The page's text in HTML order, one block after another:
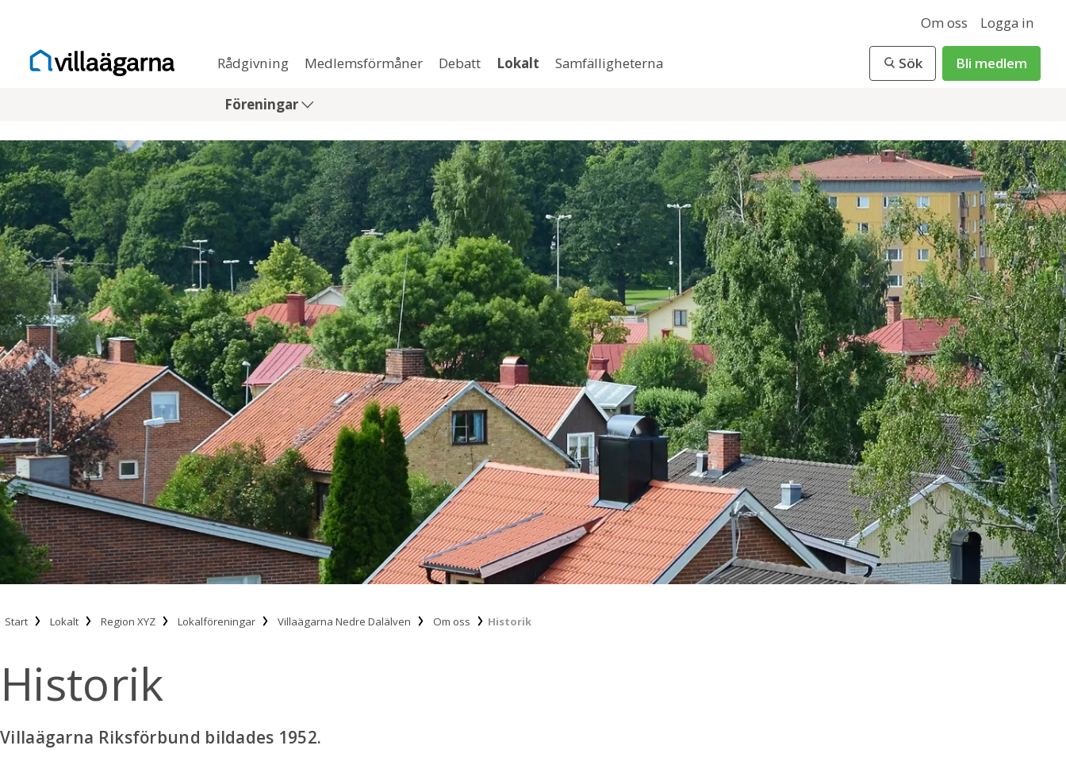
Om oss Logga in
Rådgivning Medlemsförmåner Debatt Lokalt Samfälligheterna Sök Bli medlem
Föreningar
Start Lokalt Region XYZ Lokalföreningar Villaägarna Nedre Dalälven Om oss Historik
Historik
Villaägarna Riksförbund bildades 1952.